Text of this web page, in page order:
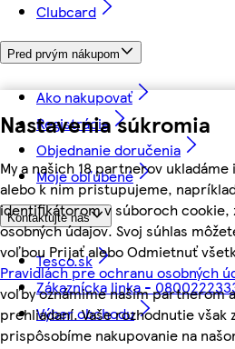
Nastavenia súkromia
My a našich 18 partnerov
alebo k nim pristupujeme,
identifikátorom v súboroch cookie,
osobných údajov. Svoj súhlas
voľbou Prijať alebo Odmietnuť
Pravidlách pre ochranu osobných
voľby oznámime našim partnerom
prehliadaní. Vaše rozhodnutie však
prispôsobíme nakupovanie na
Clubcard
Pred prvým nákupom
Ako nakupovať
Registrácia
Objednanie doručenia
Moje obľúbené
Kontaktujte nás
Tesco.sk
Zákaznícka linka -
Výber obchodu